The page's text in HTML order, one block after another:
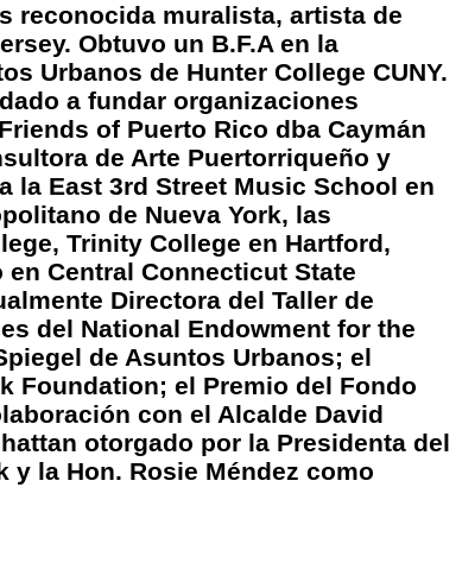
reconocida muralista, artista de
Obtuvo un B.F.A en la
Urbanos de Hunter College CUNY.
a fundar organizaciones
of Puerto Rico dba Caymán
de Arte Puertorriqueño y
la East 3rd Street Music School en
de Nueva York, las
Trinity College en Hartford,
Central Connecticut State
Directora del Taller de
del National Endowment for the
de Asuntos Urbanos; el
Foundation; el Premio del Fondo
con el Alcalde David
otorgado por la Presidenta del
y la Hon. Rosie Méndez como